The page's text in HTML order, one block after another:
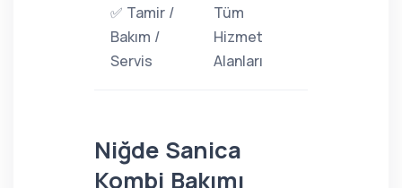
✅ Tamir /
Bakım /
Servis
Tüm
Hizmet
Alanları
Niğde Sanica
Kombi Bakımı